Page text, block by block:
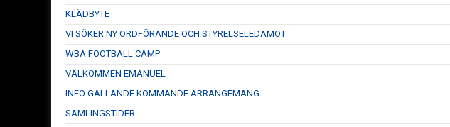
KLÄDBYTE
VI SÖKER NY ORDFÖRANDE OCH STYRELSELEDAMOT
WBA FOOTBALL CAMP
VÄLKOMMEN EMANUEL
INFO GÄLLANDE KOMMANDE ARRANGEMANG
SAMLINGSTIDER